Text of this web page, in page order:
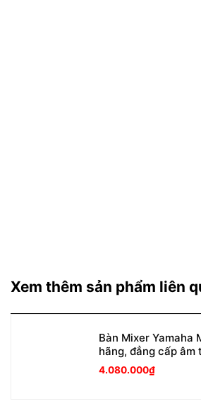
Xem thêm sản phẩm liên
Bàn Mixer Yamaha
hãng, đẳng cấp âm
4.080.000₫